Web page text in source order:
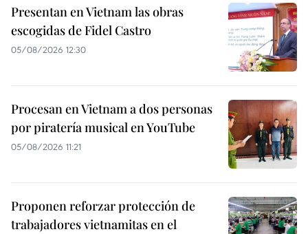
Presentan en Vietnam las obras
escogidas de Fidel Castro
05/08/2026 12:30
Procesan en Vietnam a dos personas
por piratería musical en YouTube
05/08/2026 11:21
Proponen reforzar protección de
trabajadores vietnamitas en el